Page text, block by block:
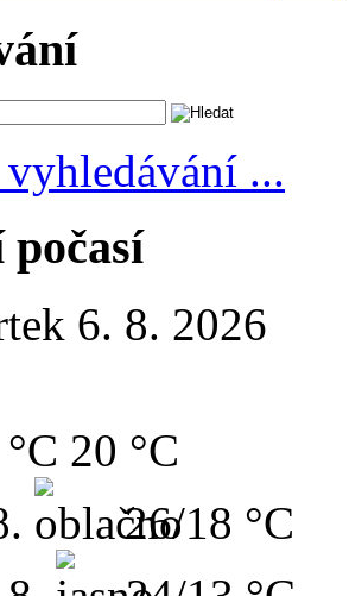
...
6. 8. 2026
20 °C
26/18 °C